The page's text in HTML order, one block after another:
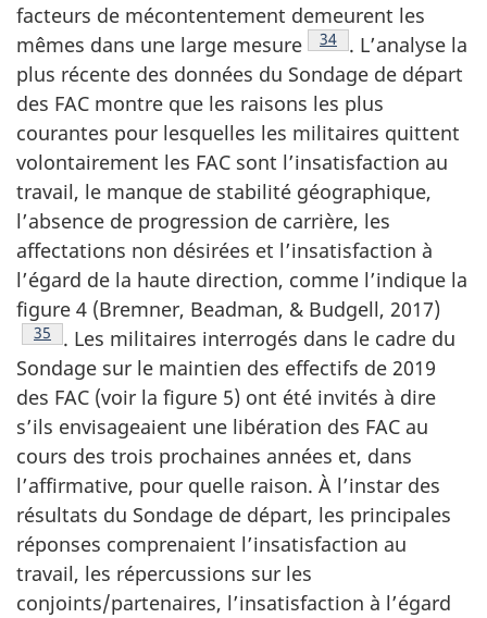
facteurs de mécontentement demeurent les
mêmes dans une large mesure
Footnote
34
. L’analyse la
plus récente des données du Sondage de départ
des FAC montre que les raisons les plus
courantes pour lesquelles les militaires quittent
volon­tairement les FAC sont l’insatisfaction au
travail, le manque de stabilité géographique,
l’absence de progression de carrière, les
affectations non désirées et l’insatisfaction à
l’égard de la haute direction, comme l’indique la
figure 4 (Bremner, Beadman, & Budgell, 2017)
Footnote
35
. Les militaires interrogés dans le cadre du
Sondage sur le maintien des effectifs de 2019
des FAC (voir la figure 5) ont été invités à dire
s’ils envisageaient une libération des FAC au
cours des trois prochaines années et, dans
l’affirma­tive, pour quelle raison. À l’instar des
résultats du Sondage de départ, les principales
réponses comprenaient l’insatisfaction au
travail, les répercussions sur les
conjoints/partenaires, l’insatis­faction à l’égard